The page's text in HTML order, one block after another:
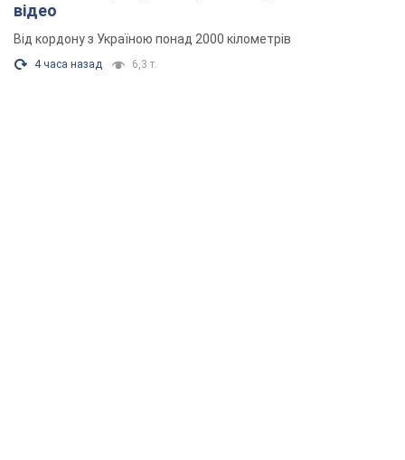
відео
Від кордону з Україною понад 2000 кілометрів
4 часа назад 6,3 т.